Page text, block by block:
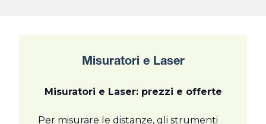
Misuratori e Laser
Misuratori e Laser: prezzi e offerte
Per misurare le distanze, gli strumenti